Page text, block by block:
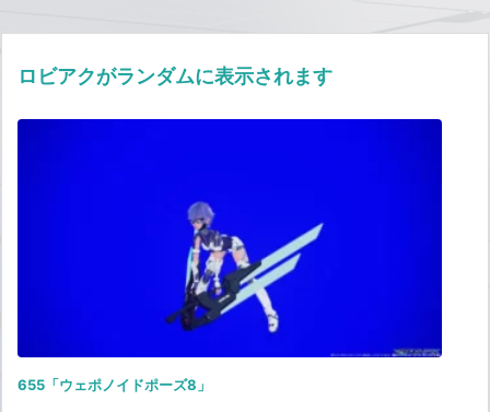
ロビアクがランダムに表示されます
655「ウェポノイドポーズ8」